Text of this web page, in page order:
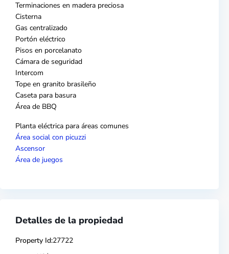
Terminaciones en madera preciosa
Cisterna
Gas centralizado
Portón eléctrico
Pisos en porcelanato
Cámara de seguridad
Intercom
Tope en granito brasileño
Caseta para basura
Área de BBQ
Planta eléctrica para áreas comunes
Área social con picuzzi
Ascensor
Área de juegos
Detalles de la propiedad
Property Id:27722